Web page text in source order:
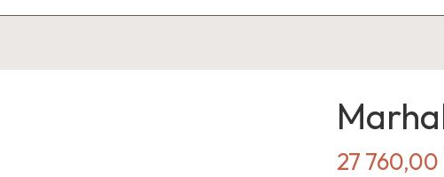
27 760,00